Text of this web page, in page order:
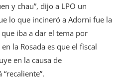
y chau”, dijo a LPO un
lo que incineró a Adorni fue la
iba a dar el tema por
la Rosada es que el fiscal
en la causa de